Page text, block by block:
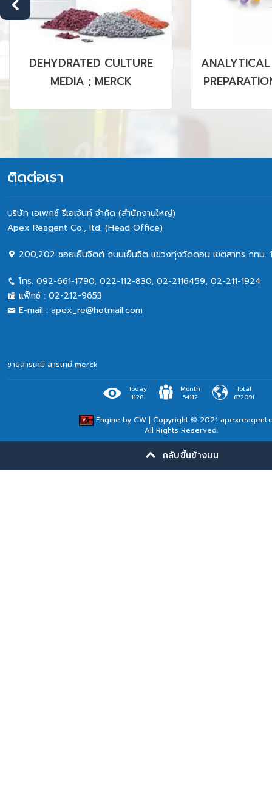
DEHYDRATED CULTURE
MEDIA ; MERCK
ติดต่อเรา
บริษัท เอเพกซ์ รีเอเจ้นท์ จำกัด (สำนักงานใหญ่)
Apex Reagent Co., Itd. (Head Office)
200,202 ซอยเย็นจิตต์ ถนนเย็นจิต แขวงทุ่งวัดดอน เขตสาทร กทม.
โทร. 092-661-1790, 022-112-830, 02-2116459, 02-211-1924
แฟ็กซ์ : 02-212-9653
E-mail : apex_re@hotmail.com
ขายสารเคมี สารเคมี merck
Engine by CW| Copyright © 2021
All Rights Reserved.
Today
1128
Month
54112
Total
872091
กลับขึ้นข้างบน